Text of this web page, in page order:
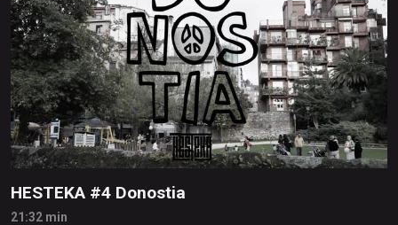
HESTEKA #4 Donostia
21:32 min